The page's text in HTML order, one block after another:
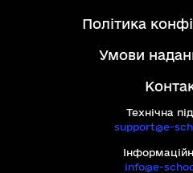
політика
умови
Технічна
support@e-
info@e-